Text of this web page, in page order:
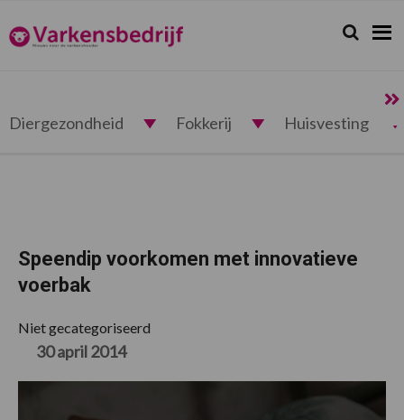
de
hoofdnavigatie
de
hoofd
de
eerste
de
voettekst
Varkensbedrijf.nl Zoeken...
Zoek
Diergezondheid Fokkerij Huisvesting
Speendip voorkomen met innovatieve
voerbak
Niet gecategoriseerd
30 april 2014